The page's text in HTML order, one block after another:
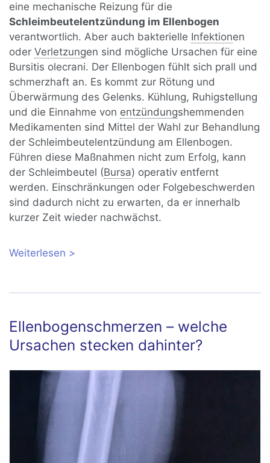
eine mechanische Reizung für die
Schleimbeutelentzündung im Ellenbogen
verantwortlich. Aber auch bakterielle Infektionen
oderVerletzungen sind mögliche Ursachen für eine
Bursitis olecrani. Der Ellenbogen fühlt sich prall und
schmerzhaft an. Es kommt zur Rötung und
Überwärmung des Gelenks. Kühlung, Ruhigstellung
und die Einnahme von entzündungshemmenden
Medikamenten sind Mittel der Wahl zur Behandlung
der Schleimbeutelentzündung am Ellenbogen.
Führen diese Maßnahmen nicht zum Erfolg, kann
der Schleimbeutel (Bursa) operativ entfernt
werden. Einschränkungen oder Folgebeschwerden
sind dadurch nicht zu erwarten, da er innerhalb
kurzer Zeit wieder nachwächst.
Weiterlesen über Schleimbeutelentzündung am
Ellenbogenschmerzen – welche
Ursachen stecken dahinter?